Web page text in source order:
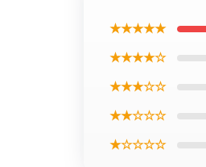
★★★★★
★★★★☆
★★★☆☆
★★☆☆☆
★☆☆☆☆